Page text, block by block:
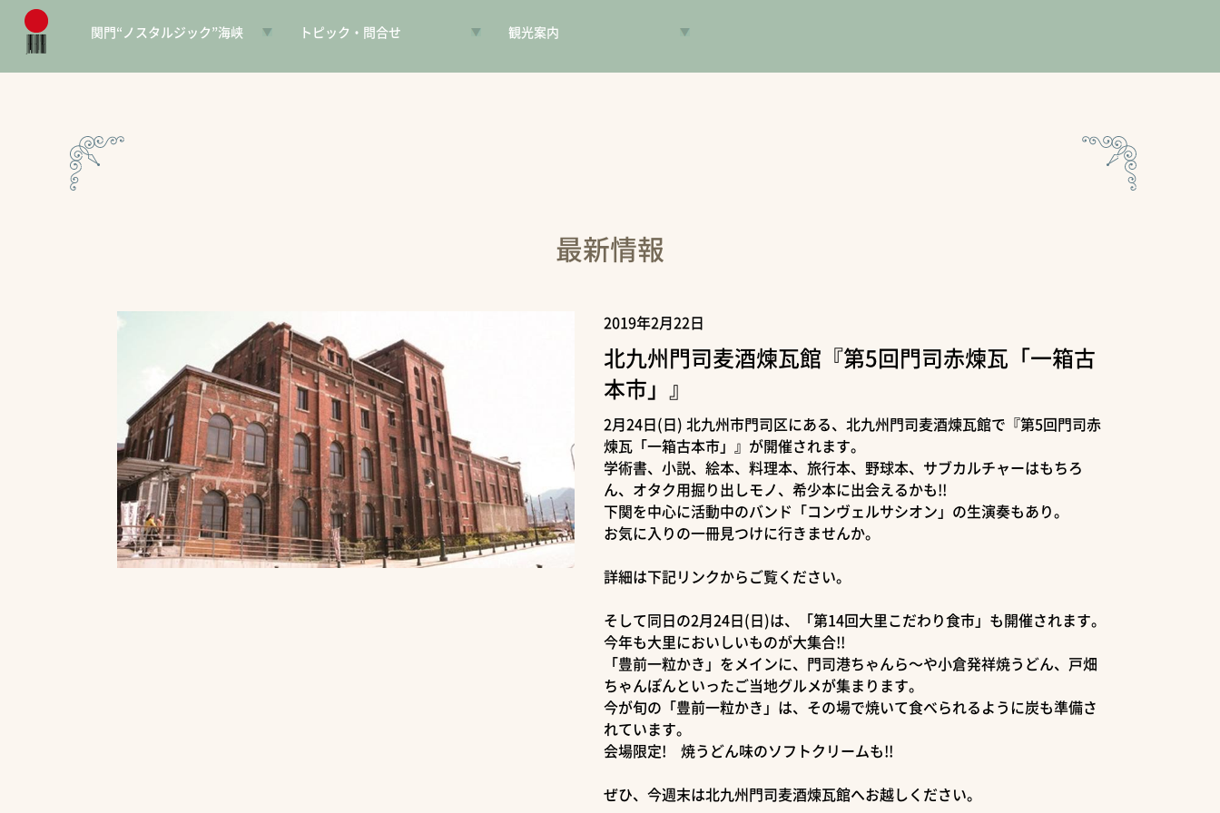
関門“ノスタルジック”海峡
日本遺産とは
トピック・問合せ
お知らせ
観光案内
VR昔旅
最新情報
2019年2月22日
北九州門司麦酒煉瓦館『第5回門司赤煉瓦「一箱古
本市」』
2月24日(日) 北九州市門司区にある、北九州門司麦酒煉瓦館で『第5回門司赤
煉瓦「一箱古本市」』が開催されます。
学術書、小説、絵本、料理本、旅行本、野球本、サブカルチャーはもちろ
ん、オタク用掘り出しモノ、希少本に出会えるかも!!
下関を中心に活動中のバンド「コンヴェルサシオン」の生演奏もあり。
お気に入りの一冊見つけに行きませんか。
詳細は下記リンクからご覧ください。
そして同日の2月24日(日)は、「第14回大里こだわり食市」も開催されます。
今年も大里においしいものが大集合!!
「豊前一粒かき」をメインに、門司港ちゃんら～や小倉発祥焼うどん、戸畑
ちゃんぽんといったご当地グルメが集まります。
今が旬の「豊前一粒かき」は、その場で焼いて食べられるように炭も準備さ
れています。
会場限定! 焼うどん味のソフトクリームも!!
ぜひ、今週末は北九州門司麦酒煉瓦館へお越しください。